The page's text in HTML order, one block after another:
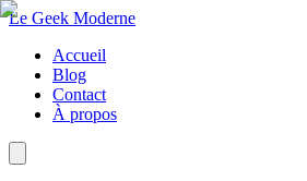
Le Geek Moderne
Accueil
Blog
Contact
À propos